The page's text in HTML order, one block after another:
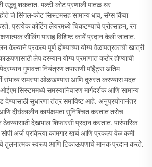
उद्भवू शकतात. मल्टी-कोट प्रणाली पातळ थर
जे सिंगल-कोट सिस्टमसह सामान्य धाव, सॅग्स किंवा
प्रत्येक कोटिंग लेयरमध्ये चिकटण्याचे प्रोत्साहन, रंग
सीलिंग यासह विशिष्ट कार्ये प्रदान केली जातात.
केल्याने प्रकल्प पूर्ण होण्याच्या योग्य वेळापत्रकाची खात्री
लेप दरम्यान योग्य प्रमाणात कठोर होण्याची
गुणवत्ता नियंत्रण तपासणी पॉईंट्स अंतिम
संभाव्य समस्या ओळखण्यास आणि दुरुस्त करण्यास मदत
सिस्टममध्ये समस्यानिवारण मार्गदर्शक आणि सामान्य
देण्यासाठी सुधारणा तंत्र समाविष्ट आहे. अनुप्रयोगानंतर
दीर्घकालीन कार्यक्षमता सुनिश्चित करतात तसेच
देखभाल शिफारसी प्रदान करतात. पारंपारिक
सोपी अर्ज प्रक्रिया कामगार खर्च आणि प्रकल्प वेळ कमी
तुलनात्मक स्वरूप आणि टिकाऊपणाचे मानक प्रदान करते.